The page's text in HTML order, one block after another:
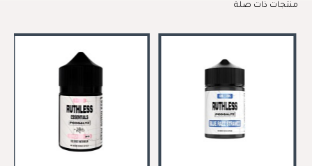
منتجات ذات صلة